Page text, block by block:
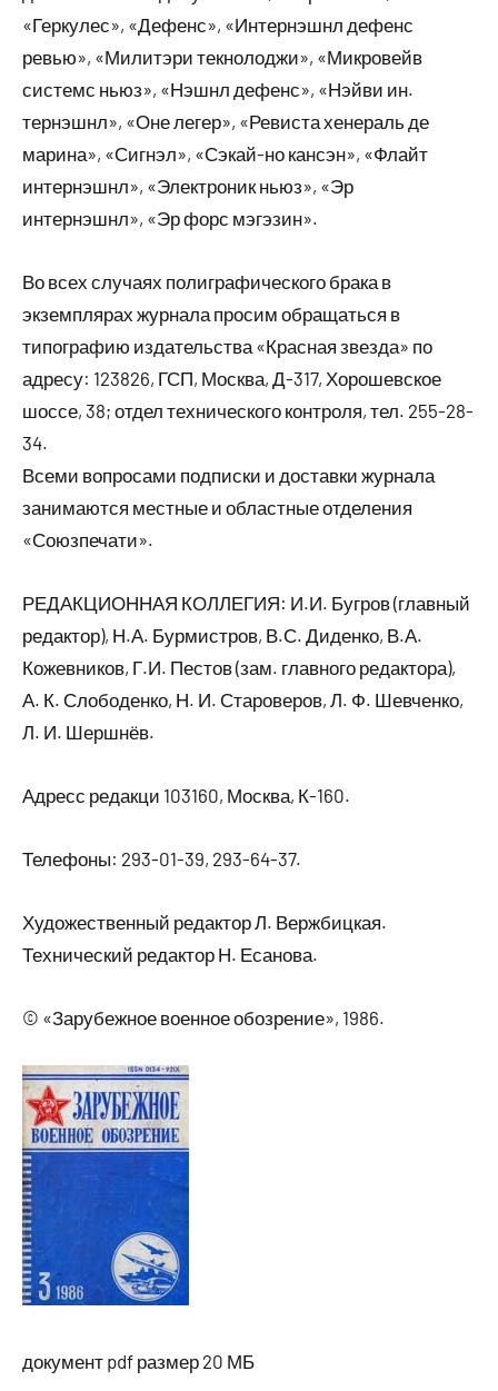
«Геркулес», «Дефенс», «Интернэшнл дефенс
ревью», «Милитэри текнолоджи», «Микровейв
системс ньюз», «Нэшнл дефенс», «Нэйви ин.
тернэшнл», «Оне легер», «Ревиста хенераль де
марина», «Сигнэл», «Сэкай-но кансэн», «Флайт
интернэшнл», «Электроник ньюз», «Эр
интернэшнл», «Эр форс мэгэзин».
Во всех случаях полиграфического брака в
экземплярах журнала просим обращаться в
типографию издательства «Красная звезда» по
адресу: 123826, ГСП, Москва, Д-317, Хорошевское
шоссе, 38; отдел технического контроля, тел. 255-28-
34.
Всеми вопросами подписки и доставки журнала
занимаются местные и областные отделения
«Союзпечати».
РЕДАКЦИОННАЯ КОЛЛЕГИЯ: И.И. Бугров (главный
редактор), Н.А. Бурмистров, В.С. Диденко, В.А.
Кожевников, Г.И. Пестов (зам. главного редактора),
А. К. Слободенко, Н. И. Староверов, Л. Ф. Шевченко,
Л. И. Шершнёв.
Адресс редакци 103160, Москва, К-160.
Телефоны: 293-01-39, 293-64-37.
Художественный редактор Л. Вержбицкая.
Технический редактор Н. Есанова.
© «Зарубежное военное обозрение», 1986.
документ pdf размер 20 МБ